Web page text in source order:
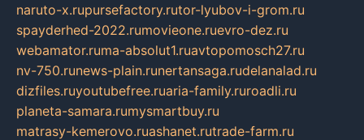
naruto-x.rupursefactory.rutor-lyubov-i-grom.ru
spayderhed-2022.rumovieone.ruevro-dez.ru
webamator.ruma-absolut1.ruavtopomosch27.ru
nv-750.runews-plain.runertansaga.rudelanalad.ru
dizfiles.ruyoutubefree.ruaria-family.ruroadli.ru
planeta-samara.rumysmartbuy.ru
matrasy-kemerovo.ruashanet.rutrade-farm.ru